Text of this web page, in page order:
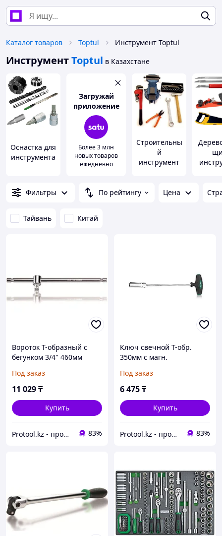
Каталог товаров Toptul Инструмент Toptul
ИнструментToptul в Казахстане
Оснастка для
инструмента
Загружай
приложение
Более 3 млн
новых товаров
ежедневно
Строительны
й
инструмент
Фильтры По рейтингу Цена
Тайвань Китай
Вороток T-образный c
бегунком 3/4" 460мм
(CTCA2446)
Под заказ
11 029₸
Купить
Protool.kz - продажа электроинструмента, ручные строительные и садовые инструменты 83%
Ключ свечной T-обр.
350мм с магн.
21мм TOPTUL (TOPTUL)
(CTFB2135)
Под заказ
6 475₸
Купить
Protool.kz - продажа электроинструмента, ручные строительные и садовые инструменты 83%